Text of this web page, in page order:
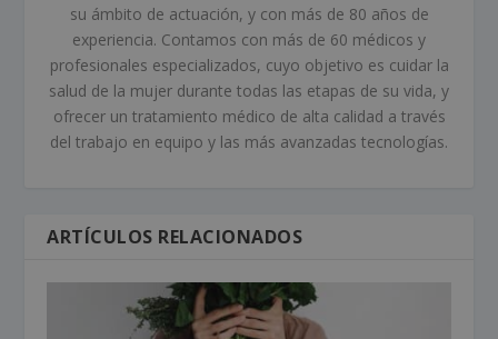
su ámbito de actuación, y con más de 80 años de
experiencia. Contamos con más de 60 médicos y
profesionales especializados, cuyo objetivo es cuidar la
salud de la mujer durante todas las etapas de su vida, y
ofrecer un tratamiento médico de alta calidad a través
del trabajo en equipo y las más avanzadas tecnologías.
ARTÍCULOS RELACIONADOS